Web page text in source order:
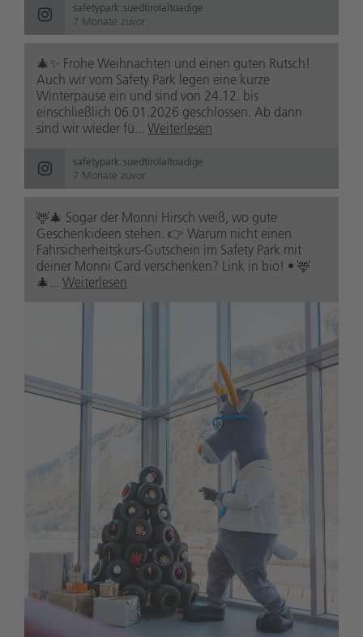
safetypark.suedtirolaltoadige
7 Monate zuvor
🎄✨ Frohe Weihnachten und einen guten Rutsch!
Auch wir vom Safety Park legen eine kurze
Winterpause ein und sind von 24.12. bis
einschließlich 06.01.2026 geschlossen. Ab dann
sind wir wieder fü... Weiterlesen
safetypark.suedtirolaltoadige
7 Monate zuvor
🦌🎄 Sogar der Monni Hirsch weiß, wo gute
Geschenkideen stehen. 👉 Warum nicht einen
Fahrsicherheitskurs-Gutschein im Safety Park mit
deiner Monni Card verschenken? Link in bio! • 🦌
🎄... Weiterlesen